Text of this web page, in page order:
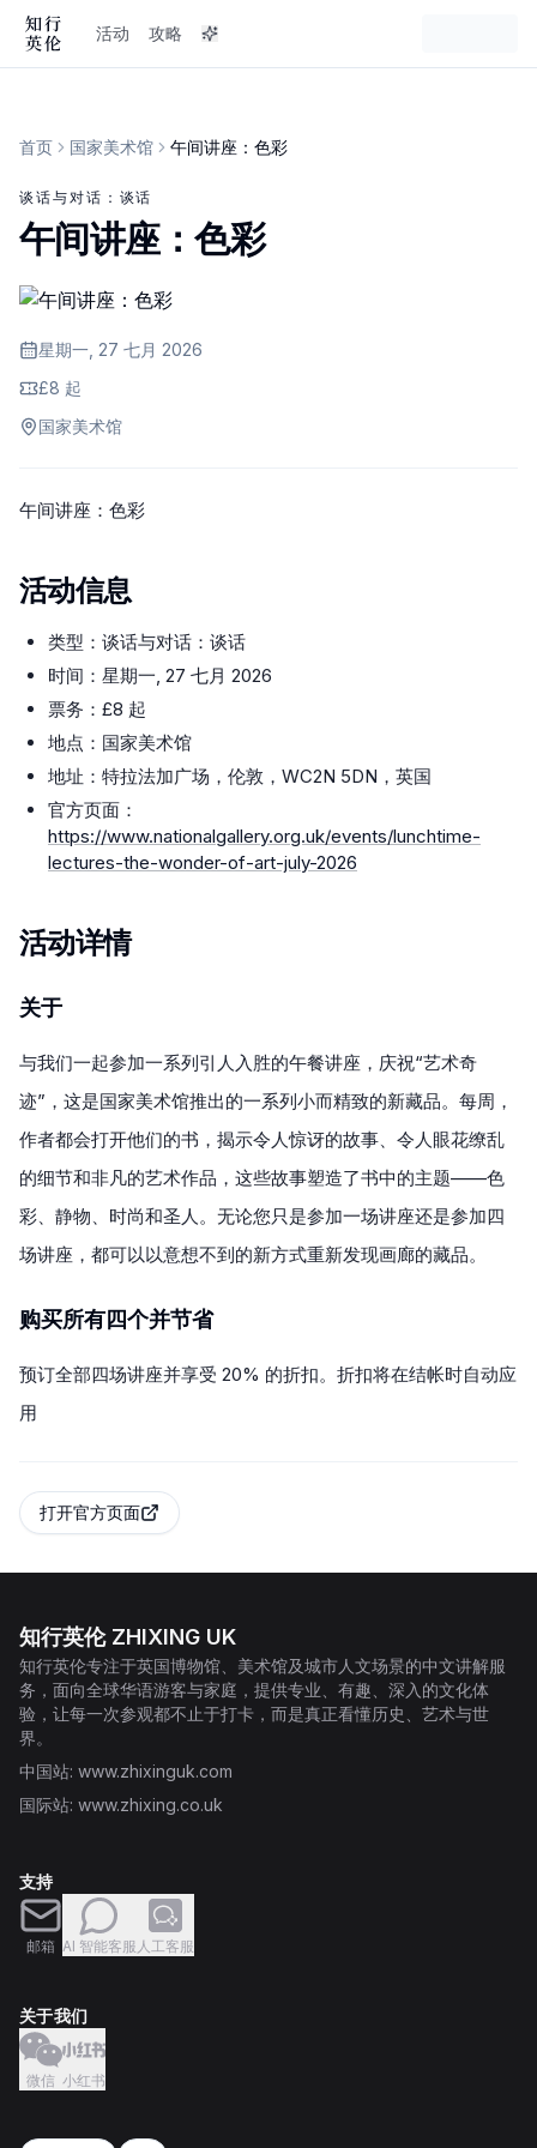
活动 攻略
首页 国家美术馆 午间讲座：色彩
谈话与对话：谈话
午间讲座：色彩
星期一, 27 七月 2026
£8 起
国家美术馆
午间讲座：色彩
活动信息
类型：谈话与对话：谈话
时间：星期一, 27 七月 2026
票务：£8 起
地点：国家美术馆
地址：特拉法加广场，伦敦，WC2N 5DN，英国
官方页面：
https://www.nationalgallery.org.uk/events/lunchtime-
lectures-the-wonder-of-art-july-2026
活动详情
关于
与我们一起参加一系列引人入胜的午餐讲座，庆祝“艺术奇
迹”，这是国家美术馆推出的一系列小而精致的新藏品。每周，
作者都会打开他们的书，揭示令人惊讶的故事、令人眼花缭乱
的细节和非凡的艺术作品，这些故事塑造了书中的主题——色
彩、静物、时尚和圣人。无论您只是参加一场讲座还是参加四
场讲座，都可以以意想不到的新方式重新发现画廊的藏品。
购买所有四个并节省
预订全部四场讲座并享受 20% 的折扣。折扣将在结帐时自动应
用
打开官方页面
知行英伦 ZHIXING UK
知行英伦专注于英国博物馆、美术馆及城市人文场景的中文讲解服
务，面向全球华语游客与家庭，提供专业、有趣、深入的文化体
验，让每一次参观都不止于打卡，而是真正看懂历史、艺术与世
界。
中国站: www.zhixinguk.com
国际站: www.zhixing.co.uk
支持
邮箱 AI 智能客服 人工客服
关于我们
微信 小红书